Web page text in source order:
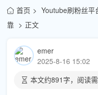
首页
Youtube刷粉丝
靠
正文
emer
2025-8-16 15:02
本文约891 字，阅读需